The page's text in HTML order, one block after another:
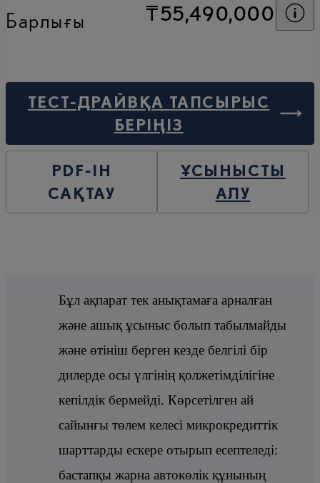
Барлығы ₸55,490,000
ТЕСТ-ДРАЙВҚА ТАПСЫРЫС
БЕРІҢІЗ
PDF-ІН
САҚТАУ
ҰСЫНЫСТЫ
АЛУ
Бұл ақпарат тек анықтамаға арналған
және ашық ұсыныс болып табылмайды
және өтініш берген кезде белгілі бір
дилерде осы үлгінің қолжетімділігіне
кепілдік бермейді. Көрсетілген ай
сайынғы төлем келесі микрокредиттік
шарттарды ескере отырып есептеледі:
бастапқы жарна автокөлік құнының